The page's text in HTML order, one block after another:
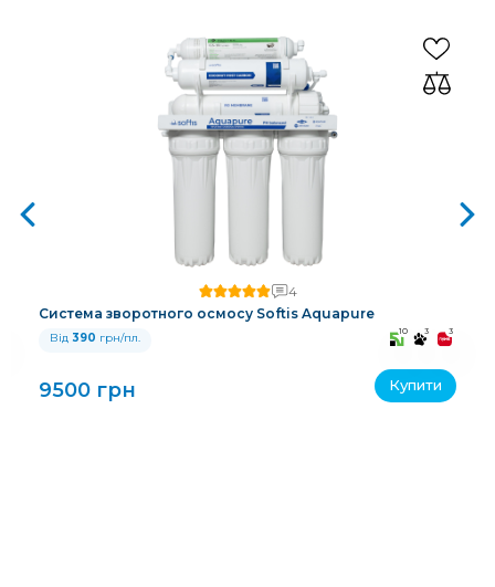
4
Система зворотного осмосу Softis Aquapure
Від 390 грн/пл. 10 3 3
9500 грн Купити